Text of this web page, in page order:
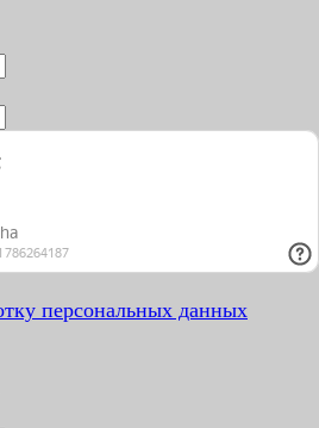
персональных данных